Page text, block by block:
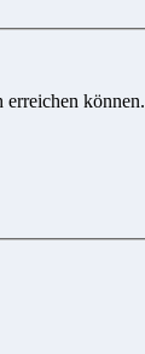
erreichen können.